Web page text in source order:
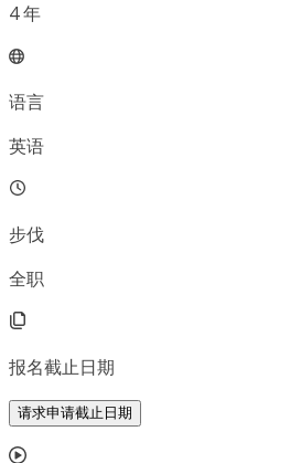
4年
语言
英语
步伐
全职
报名截止日期
请求申请截止日期